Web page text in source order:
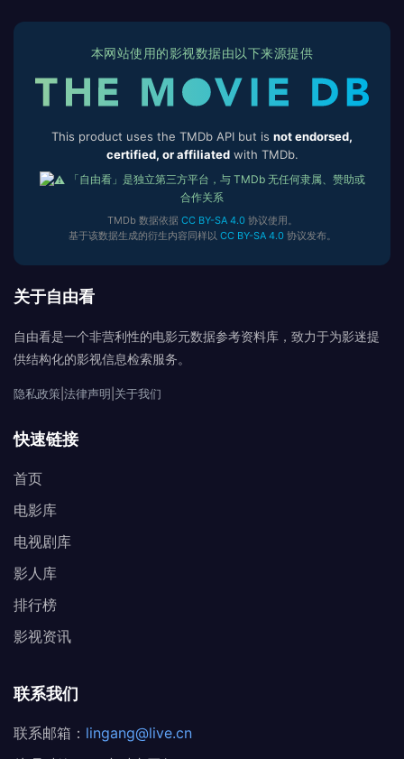
本网站使用的影视数据由以下来源提供
This product uses the TMDb API but is not endorsed,
certified, or affiliatedwith TMDb.
「自由看」是独立第三方平台，与 TMDb 无任何隶属、赞助或
合作关系
TMDb 数据依据 CC BY-SA 4.0协议使用。
基于该数据生成的衍生内容同样以 CC BY-SA 4.0协议发布。
关于自由看
自由看是一个非营利性的电影元数据参考资料库，致力于为影迷提
供结构化的影视信息检索服务。
隐私政策 法律声明 关于我们
快速链接
首页
电影库
电视剧库
影人库
排行榜
影视资讯
联系我们
联系邮箱： lingang@live.cn